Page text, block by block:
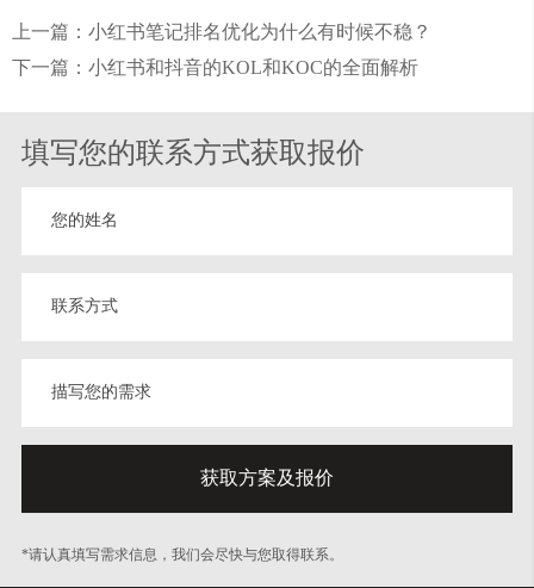
上一篇：小红书笔记排名优化为什么有时候不稳？
下一篇：小红书和抖音的KOL和KOC的全面解析
填写您的联系方式获取报价
*请认真填写需求信息，我们会尽快与您取得联系。